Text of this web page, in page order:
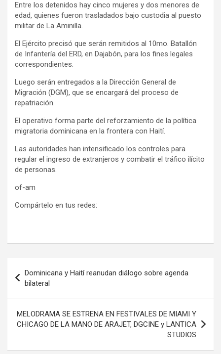
Entre los detenidos hay cinco mujeres y dos menores de
edad, quienes fueron trasladados bajo custodia al puesto
militar de La Aminilla.
El Ejército precisó que serán remitidos al 10mo. Batallón
de Infantería del ERD, en Dajabón, para los fines legales
correspondientes.
Luego serán entregados a la Dirección General de
Migración (DGM), que se encargará del proceso de
repatriación.
El operativo forma parte del reforzamiento de la política
migratoria dominicana en la frontera con Haití.
Las autoridades han intensificado los controles para
regular el ingreso de extranjeros y combatir el tráfico ilícito
de personas.
of-am
Compártelo en tus redes:
de
entradas
Dominicana y Haití reanudan diálogo sobre agenda
bilateral
MELODRAMA SE ESTRENA EN FESTIVALES DE MIAMI Y
CHICAGO DE LA MANO DE ARAJET, DGCINE y LANTICA
STUDIOS